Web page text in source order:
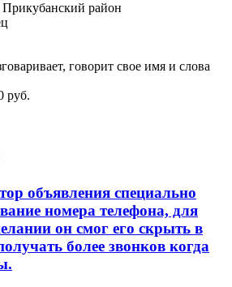
Прикубанский район
говорит свое имя и слова
руб.
объявления специально
номера телефона, для
он смог его скрыть в
более звонков когда